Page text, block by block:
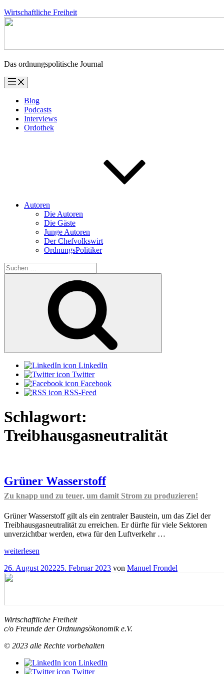
Zum
Inhalt
Wirtschaftliche Freiheit
Das ordnungspolitische Journal
Blog
Podcasts
Interviews
Ordothek
Autoren
Die Autoren
Die Gäste
Junge Autoren
Der Chefvolkswirt
OrdnungsPolitiker
Suchen
nach:
LinkedIn
Twitter
Facebook
RSS-Feed
Schlagwort:
Treibhausgasneutralität
Grüner Wasserstoff
Zu knapp und zu teuer, um damit Strom zu produzieren!
Grüner Wasserstoff gilt als ein zentraler Baustein, um das Ziel der
Treibhausgasneutralität zu erreichen. Er dürfte für viele Sektoren
unverzichtbar werden, etwa für den Luftverkehr …
„Grüner
Zu
knapp
teuer,
damit
Strom
produzieren!
weiterlesen
Veröffentlicht
am
26. August 202225. Februar 2023 von Manuel Frondel
Wirtschaftliche Freiheit
c/o Freunde der Ordnungsökonomik e.V.
© 2023 alle Rechte vorbehalten
LinkedIn
Twitter